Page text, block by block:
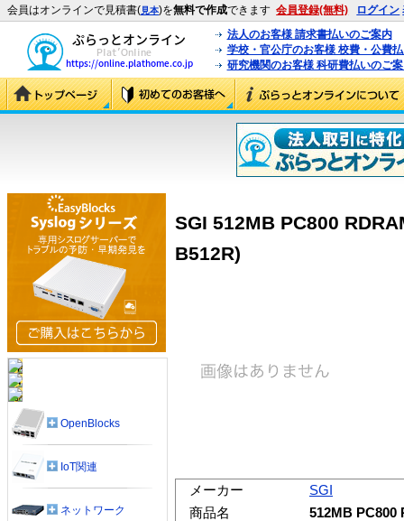
会員はオンラインで見積書(見本)を無料で作成できます 会員登録(無料) ログイン
法人のお客様 請求書払いのご案内
学校・官公庁のお客様 校費・公費
研究機関のお客様 科研費払いのご
SGI 512MB PC800
B512R)
メーカー
SGI
商品名
512MB PC800
OpenBlocks
IoT関連
ネットワーク